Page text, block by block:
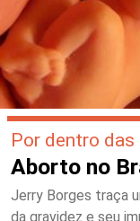
Por dentro
Aborto no
Jerry Borges traça
da gravidez e seu